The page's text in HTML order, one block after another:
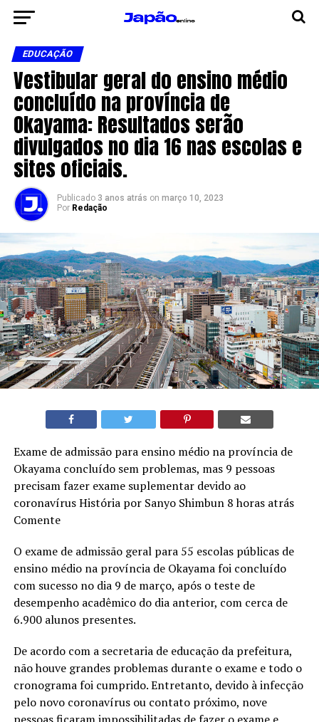
EDUCAÇÃO
Vestibular geral do ensino médio
concluído na província de
Okayama: Resultados serão
divulgados no dia 16 nas escolas e
sites oficiais.
Publicado 3 anos atrás on março 10, 2023
Por Redação
Exame de admissão para ensino médio na província de
Okayama concluído sem problemas, mas 9 pessoas
precisam fazer exame suplementar devido ao
coronavírus História por Sanyo Shimbun 8 horas atrás
Comente
O exame de admissão geral para 55 escolas públicas de
ensino médio na província de Okayama foi concluído
com sucesso no dia 9 de março, após o teste de
desempenho acadêmico do dia anterior, com cerca de
6.900 alunos presentes.
De acordo com a secretaria de educação da prefeitura,
não houve grandes problemas durante o exame e todo o
cronograma foi cumprido. Entretanto, devido à infecção
pelo novo coronavírus ou contato próximo, nove